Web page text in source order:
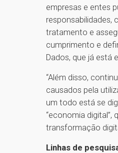
empresas e entes
responsabilidades,
tratamento e
cumprimento e
Dados, que já está
“Além disso,
causados pela
um todo está se
“economia
transformação
Linhas de